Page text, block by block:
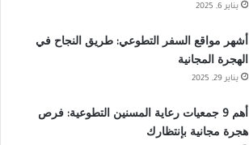
يناير 6, 2025
أشهر مواقع السفر التطوعي: طريق النجاح في
الهجرة المجانية
يناير 29, 2025
أهم 9 جمعيات رعاية المسنين التطوعية: فرص
هجرة مجانية بإنتظارك